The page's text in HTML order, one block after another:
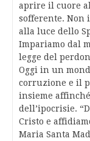
aprire il cuore
sofferente.
alla luce dello
Impariamo dal
legge del
Oggi in un
corruzione e il
insieme
dell’ipocrisie.
Cristo e
Maria Santa